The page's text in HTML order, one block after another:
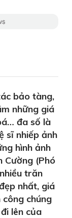
bảo tàng,
những giá
đa số là
sĩ nhiếp ảnh
hình ảnh
Cường (Phó
trăn
nhất, giá
chúng
lên của